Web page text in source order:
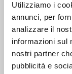
Utilizziamo i
annunci, per
analizzare il
informazioni sul
nostri partner
pubblicità e